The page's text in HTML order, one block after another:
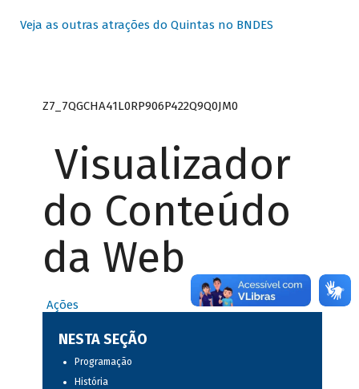
Veja as outras atrações do Quintas no BNDES
Z7_7QGCHA41L0RP906P422Q9Q0JM0
Visualizador
do Conteúdo
da Web
Ações
NESTA SEÇÃO
Programação
História